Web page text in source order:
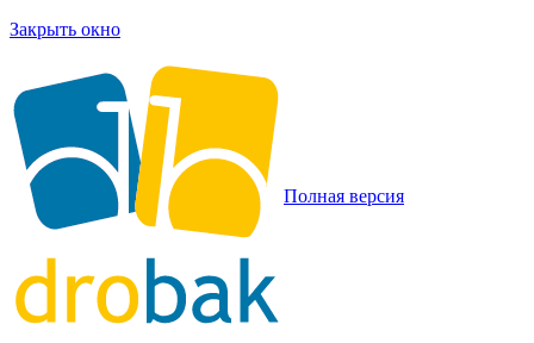
Закрыть окно
Полная версия